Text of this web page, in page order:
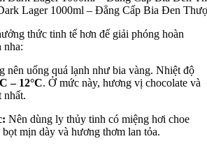
Lager 1000ml – Đẳng Cấp Bia Đen
thức tinh tế hơn để giải phóng hoàn
nha:
nên uống quá lạnh như bia vàng. Nhiệt độ
– 12°C. Ở mức này, hương vị chocolate và
nhất.
Nên dùng ly thủy tinh có miệng hơi choe
bọt mịn dày và hương thơm lan tỏa.